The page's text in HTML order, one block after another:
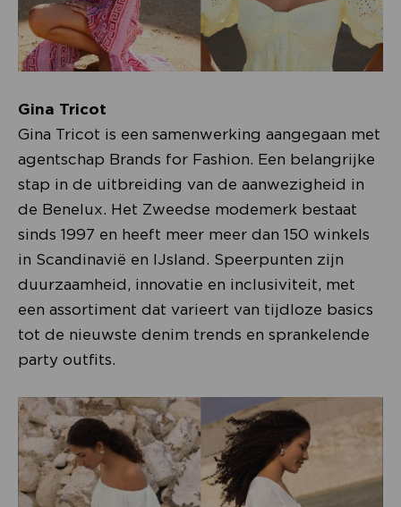
Gina Tricot
Gina Tricot is een samenwerking aangegaan met
agentschap Brands for Fashion. Een belangrijke
stap in de uitbreiding van de aanwezigheid in
de Benelux. Het Zweedse modemerk bestaat
sinds 1997 en heeft meer meer dan 150 winkels
in Scandinavië en IJsland. Speerpunten zijn
duurzaamheid, innovatie en inclusiviteit, met
een assortiment dat varieert van tijdloze basics
tot de nieuwste denim trends en sprankelende
party outfits.